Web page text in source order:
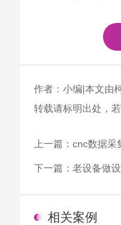
作者：小编|本文由
转载请标明出处，
上一篇： cnc数据采
下一篇： 老设备做
相关案例